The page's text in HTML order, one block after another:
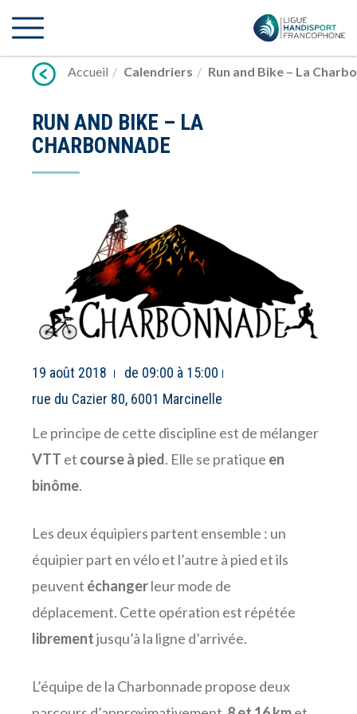
vers
Accueil
Calendriers Run and Bike – La
RUN AND BIKE – LA
CHARBONNADE
19 août 2018
de 09:00 à 15:00
rue du Cazier 80, 6001 Marcinelle
Le principe de cette discipline est de mélanger
VTT et course à pied. Elle se pratique en
binôme.
Les deux équipiers partent ensemble : un
équipier part en vélo et l’autre à pied et ils
peuvent échangerleur mode de
déplacement. Cette opération est répétée
librementjusqu’à la ligne d’arrivée.
L’équipe de la Charbonnade propose deux